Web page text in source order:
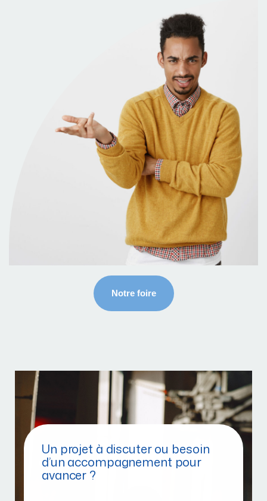
Un projet à discuter ou besoin
d’un accompagnement pour
avancer ?